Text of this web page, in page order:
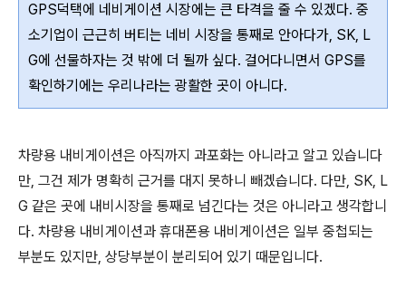
GPS덕택에 네비게이션 시장에는 큰 타격을 줄 수 있겠다. 중
소기업이 근근히 버티는 네비 시장을 통째로 안아다가, SK, L
G에 선물하자는 것 밖에 더 될까 싶다. 걸어다니면서 GPS를
확인하기에는 우리나라는 광활한 곳이 아니다.
차량용 내비게이션은 아직까지 과포화는 아니라고 알고 있습니다
만, 그건 제가 명확히 근거를 대지 못하니 빼겠습니다. 다만, SK, L
G 같은 곳에 내비시장을 통째로 넘긴다는 것은 아니라고 생각합니
다. 차량용 내비게이션과 휴대폰용 내비게이션은 일부 중첩되는
부분도 있지만, 상당부분이 분리되어 있기 때문입니다.